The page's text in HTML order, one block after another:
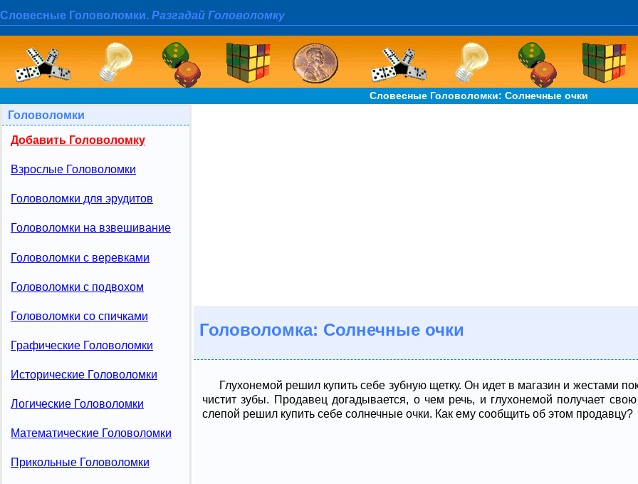
Словесные Головоломки. Разгадай Головоломку
Словесные Головоломки: Солнечные очки
Головоломки
Добавить Головоломку
Взрослые Головоломки
Головоломки для эрудитов
Головоломки на взвешивание
Головоломки с веревками
Головоломки с подвохом
Головоломки со спичками
Графические Головоломки
Исторические Головоломки
Логические Головоломки
Математические Головоломки
Прикольные Головоломки
Головоломка: Солнечные очки
Глухонемой решил купить себе зубную щетку. Он идет в магазин и жестами
чистит зубы. Продавец догадывается, о чем речь, и глухонемой получает
слепой решил купить себе солнечные очки. Как ему сообщить об этом продавцу?